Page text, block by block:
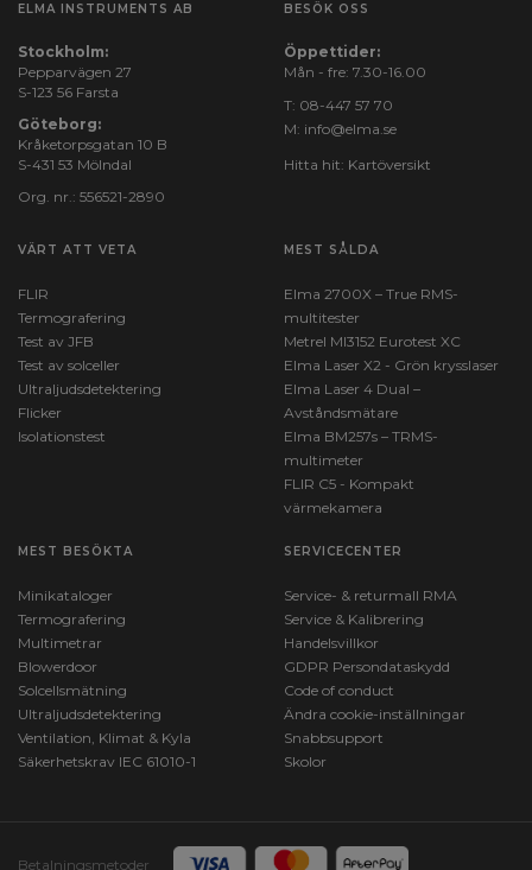
ELMA INSTRUMENTS AB
Stockholm:
Pepparvägen 27
S-123 56 Farsta
Göteborg:
Kråketorpsgatan 10 B
S-431 53 Mölndal
Org. nr.: 556521-2890
BESÖK OSS
Öppettider:
Mån - fre: 7.30-16.00
T: 08-447 57 70
M: info@elma.se
Hitta hit: Kartöversikt
VÄRT ATT VETA
FLIR
Termografering
Test av JFB
Test av solceller
Ultraljudsdetektering
Flicker
Isolationstest
MEST SÅLDA
Elma 2700X – True RMS-
multitester
Metrel MI3152 Eurotest XC
Elma Laser X2 - Grön krysslaser
Elma Laser 4 Dual –
Avståndsmätare
Elma BM257s – TRMS-
multimeter
FLIR C5 - Kompakt
värmekamera
MEST BESÖKTA
Minikataloger
Termografering
Multimetrar
Blowerdoor
Solcellsmätning
Ultraljudsdetektering
Ventilation, Klimat & Kyla
Säkerhetskrav IEC 61010-1
SERVICECENTER
Service- & returmall RMA
Service & Kalibrering
Handelsvillkor
GDPR Persondataskydd
Code of conduct
Ändra cookie-inställningar
Snabbsupport
Skolor
Betalningsmetoder